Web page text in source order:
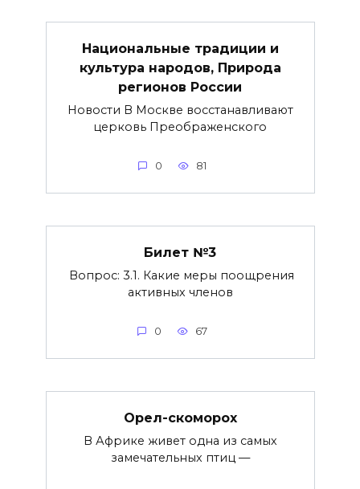
Национальные традиции и
культура народов, Природа
регионов России
Новости В Москве восстанавливают
церковь Преображенского
0 81
Билет №3
Вопрос: 3.1. Какие меры поощрения
активных членов
0 67
Орел-скоморох
В Африке живет одна из самых
замечательных птиц —